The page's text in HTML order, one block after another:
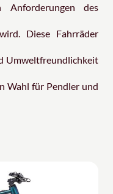
des
Diese Fahrräder
Umweltfreundlichkeit
Wahl für Pendler und